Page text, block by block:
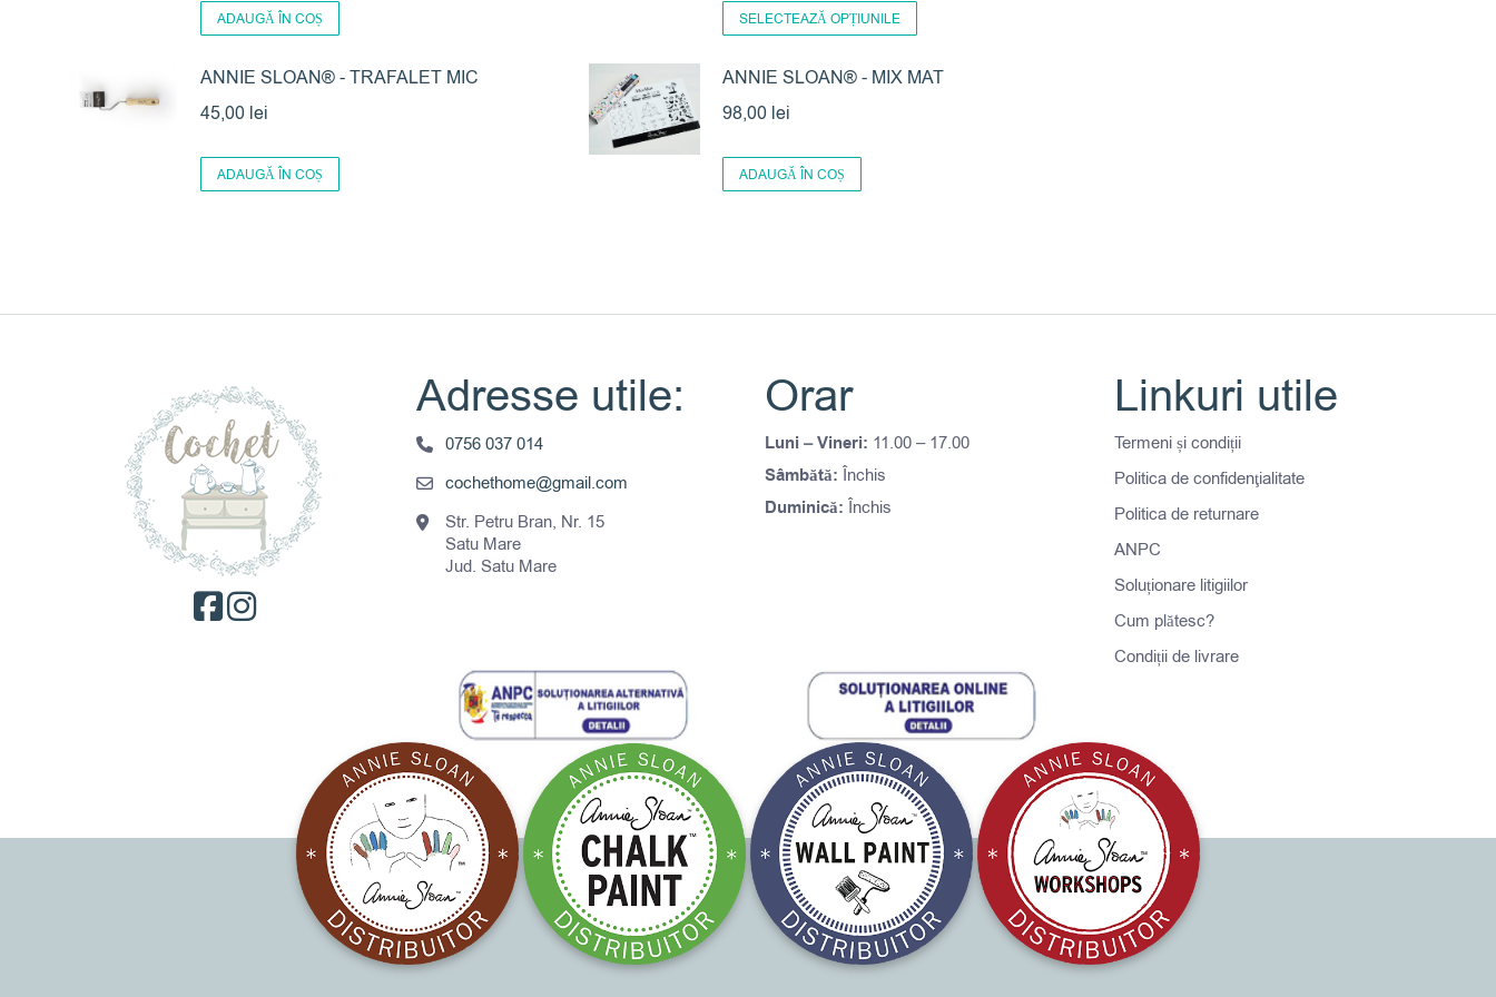
ADAUGĂ ÎN COȘ SELECTEAZĂ OPȚIUNILE
are
ANNIE SLOAN® - TRAFALET MIC
45,00 lei
ADAUGĂ ÎN COȘ
ANNIE SLOAN® - MIX MAT
98,00 lei
ADAUGĂ ÎN COȘ
Adresse utile:
0756 037 014
cochethome@gmail.com
Str. Petru Bran, Nr. 15
Satu Mare
Jud. Satu Mare
Orar
Luni – Vineri: 11.00 – 17.00
Sâmbătă: Închis
Duminică: Închis
Linkuri utile
Termeni și condiții
Politica de confidenţialitate
Politica de returnare
ANPC
Soluționare litigiilor
Cum plătesc?
Condiții de livrare